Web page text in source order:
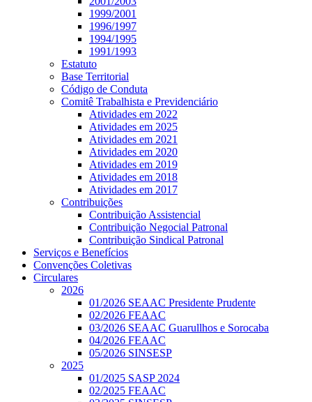
1999/2001
1996/1997
1994/1995
1991/1993
Estatuto
Base Territorial
Código de Conduta
Comitê Trabalhista e Previdenciário
Atividades em 2022
Atividades em 2025
Atividades em 2021
Atividades em 2020
Atividades em 2019
Atividades em 2018
Atividades em 2017
Contribuições
Contribuição Assistencial
Contribuição Negocial Patronal
Contribuição Sindical Patronal
Serviços e Benefícios
Convenções Coletivas
Circulares
2026
01/2026 SEAAC Presidente Prudente
02/2026 FEAAC
03/2026 SEAAC Guarullhos e Sorocaba
04/2026 FEAAC
05/2026 SINSESP
2025
01/2025 SASP 2024
02/2025 FEAAC